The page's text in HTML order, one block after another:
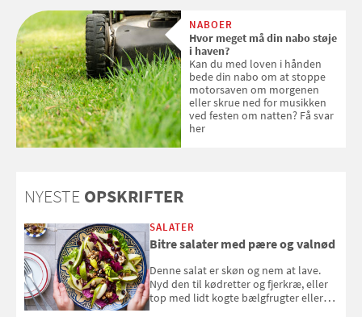
med SPF kan erstatte
solcreme, når man bevæger
sig ud i solen
NABOER
Hvor meget må din nabo støje
i haven?
Kan du med loven i hånden
bede din nabo om at stoppe
motorsaven om morgenen
eller skrue ned for musikken
ved festen om natten? Få svar
her
NYESTE OPSKRIFTER
SALATER
Bitre salater med pære og valnød
Denne salat er skøn og nem at lave.
Nyd den til kødretter og fjerkræ, eller
top med lidt kogte bælgfrugter eller